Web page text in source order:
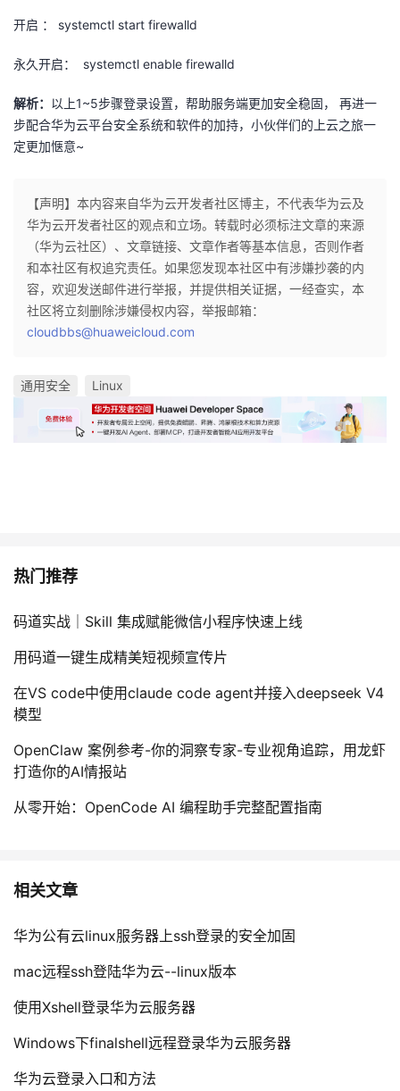
开启 ： systemctl start firewalld
永久开启： systemctl enable firewalld
解析： 以上1~5步骤登录设置，帮助服务端更加安全稳固， 再进一
步配合华为云平台安全系统和软件的加持，小伙伴们的上云之旅一
定更加惬意~
【声明】本内容来自华为云开发者社区博主，不代表华为云及
华为云开发者社区的观点和立场。转载时必须标注文章的来源
（华为云社区）、文章链接、文章作者等基本信息，否则作者
和本社区有权追究责任。如果您发现本社区中有涉嫌抄袭的内
容，欢迎发送邮件进行举报，并提供相关证据，一经查实，本
社区将立刻删除涉嫌侵权内容，举报邮箱：
cloudbbs@huaweicloud.com
通用安全 Linux
热门推荐
码道实战｜Skill 集成赋能微信小程序快速上线
用码道一键生成精美短视频宣传片
在VS code中使用claude code agent并接入deepseek V4
模型
OpenClaw 案例参考-你的洞察专家-专业视角追踪，用龙虾
打造你的AI情报站
从零开始：OpenCode AI 编程助手完整配置指南
相关文章
华为公有云linux服务器上ssh登录的安全加固
mac远程ssh登陆华为云--linux版本
使用Xshell登录华为云服务器
Windows下finalshell远程登录华为云服务器
华为云登录入口和方法